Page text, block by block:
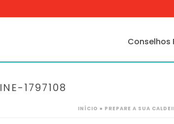
Conselhos
1797108
INÍCIO » PREPARE A SUA